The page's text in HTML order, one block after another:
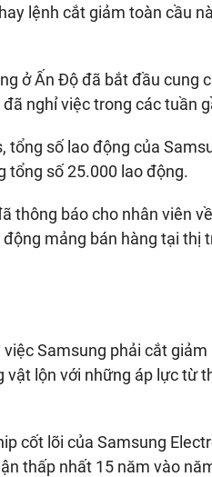
lệnh cắt giảm toàn cầu
ở Ấn Độ đã bắt đầu cung
nghỉ việc trong các tuần
tổng số lao động của
tổng số 25.000 lao động.
thông báo cho nhân viên
mảng bán hàng tại thị
Samsung phải cắt
vật lộn với những áp lực từ
cốt lõi của Samsung
thấp nhất 15 năm vào